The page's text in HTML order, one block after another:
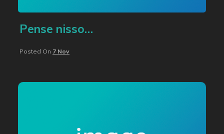
Pense nisso…
Posted On 7 Nov